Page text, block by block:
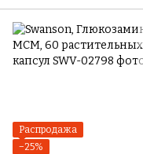
лимоном, 500 мг, 30
мягких капсул с
желатином
Распродажа
−25%